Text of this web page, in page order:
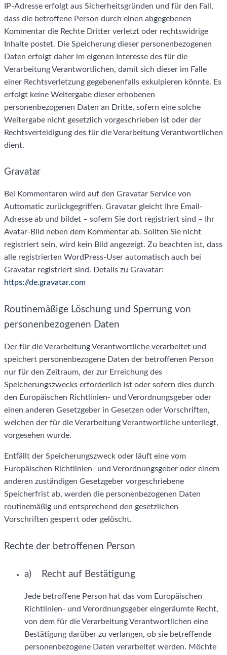
IP-Adresse erfolgt aus Sicherheitsgründen und für den Fall,
dass die betroffene Person durch einen abgegebenen
Kommentar die Rechte Dritter verletzt oder rechtswidrige
Inhalte postet. Die Speicherung dieser personenbezogenen
Daten erfolgt daher im eigenen Interesse des für die
Verarbeitung Verantwortlichen, damit sich dieser im Falle
einer Rechtsverletzung gegebenenfalls exkulpieren könnte. Es
erfolgt keine Weitergabe dieser erhobenen
personenbezogenen Daten an Dritte, sofern eine solche
Weitergabe nicht gesetzlich vorgeschrieben ist oder der
Rechtsverteidigung des für die Verarbeitung Verantwortlichen
dient.
Gravatar
Bei Kommentaren wird auf den Gravatar Service von
Auttomatic zurückgegriffen. Gravatar gleicht Ihre Email-
Adresse ab und bildet – sofern Sie dort registriert sind – Ihr
Avatar-Bild neben dem Kommentar ab. Sollten Sie nicht
registriert sein, wird kein Bild angezeigt. Zu beachten ist, dass
alle registrierten WordPress-User automatisch auch bei
Gravatar registriert sind. Details zu Gravatar:
https://de.gravatar.com
Routinemäßige Löschung und Sperrung von
personenbezogenen Daten
Der für die Verarbeitung Verantwortliche verarbeitet und
speichert personenbezogene Daten der betroffenen Person
nur für den Zeitraum, der zur Erreichung des
Speicherungszwecks erforderlich ist oder sofern dies durch
den Europäischen Richtlinien- und Verordnungsgeber oder
einen anderen Gesetzgeber in Gesetzen oder Vorschriften,
welchen der für die Verarbeitung Verantwortliche unterliegt,
vorgesehen wurde.
Entfällt der Speicherungszweck oder läuft eine vom
Europäischen Richtlinien- und Verordnungsgeber oder einem
anderen zuständigen Gesetzgeber vorgeschriebene
Speicherfrist ab, werden die personenbezogenen Daten
routinemäßig und entsprechend den gesetzlichen
Vorschriften gesperrt oder gelöscht.
Rechte der betroffenen Person
a) Recht auf Bestätigung
Jede betroffene Person hat das vom Europäischen
Richtlinien- und Verordnungsgeber eingeräumte Recht,
von dem für die Verarbeitung Verantwortlichen eine
Bestätigung darüber zu verlangen, ob sie betreffende
personenbezogene Daten verarbeitet werden. Möchte